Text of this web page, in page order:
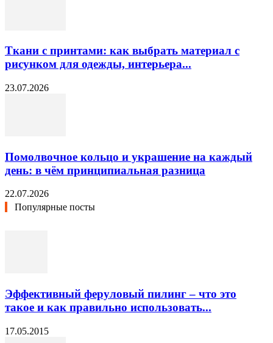
Ткани с принтами: как выбрать материал с
рисунком для одежды, интерьера...
23.07.2026
Помолвочное кольцо и украшение на каждый
день: в чём принципиальная разница
22.07.2026
Популярные посты
Эффективный феруловый пилинг – что это
такое и как правильно использовать...
17.05.2015